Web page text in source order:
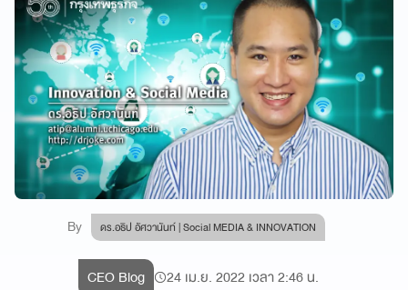
By ดร.อธิป อัศวานันท์ | Social MEDIA & INNOVATION
CEO Blog 24 เม.ย. 2022 เวลา 2:46 น.